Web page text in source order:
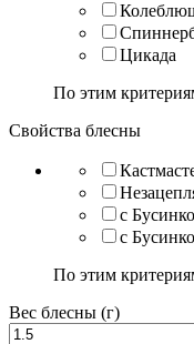
Цикада
По этим
Свойства блесны
с
с
По этим
Вес блесны (г)